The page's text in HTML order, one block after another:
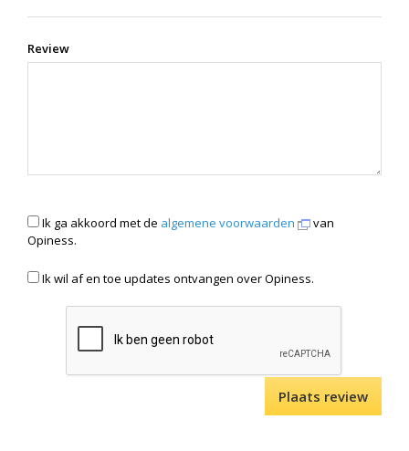
Review
Ik ga akkoord met de algemene voorwaarden
van
Opiness.
Ik wil af en toe updates ontvangen over Opiness.